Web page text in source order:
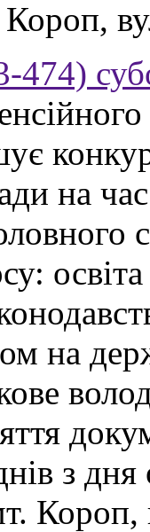
на
на
з